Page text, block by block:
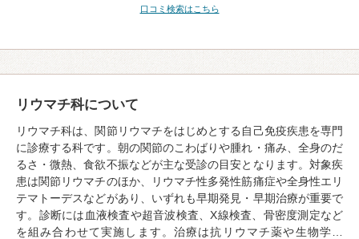
口コミ検索はこちら
リウマチ科について
リウマチ科は、関節リウマチをはじめとする自己免疫疾患を専門
に診療する科です。朝の関節のこわばりや腫れ・痛み、全身のだ
るさ・微熱、食欲不振などが主な受診の目安となります。対象疾
患は関節リウマチのほか、リウマチ性多発性筋痛症や全身性エリ
テマトーデスなどがあり、いずれも早期発見・早期治療が重要で
す。診断には血液検査や超音波検査、X線検査、骨密度測定など
を組み合わせて実施します。治療は抗リウマチ薬や生物学…